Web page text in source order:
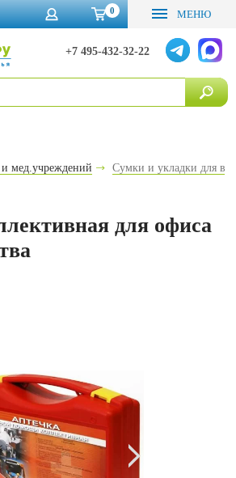
0 МЕНЮ
+7 495-432-32-22
и мед.учреждений Сумки и укладки для
для офиса